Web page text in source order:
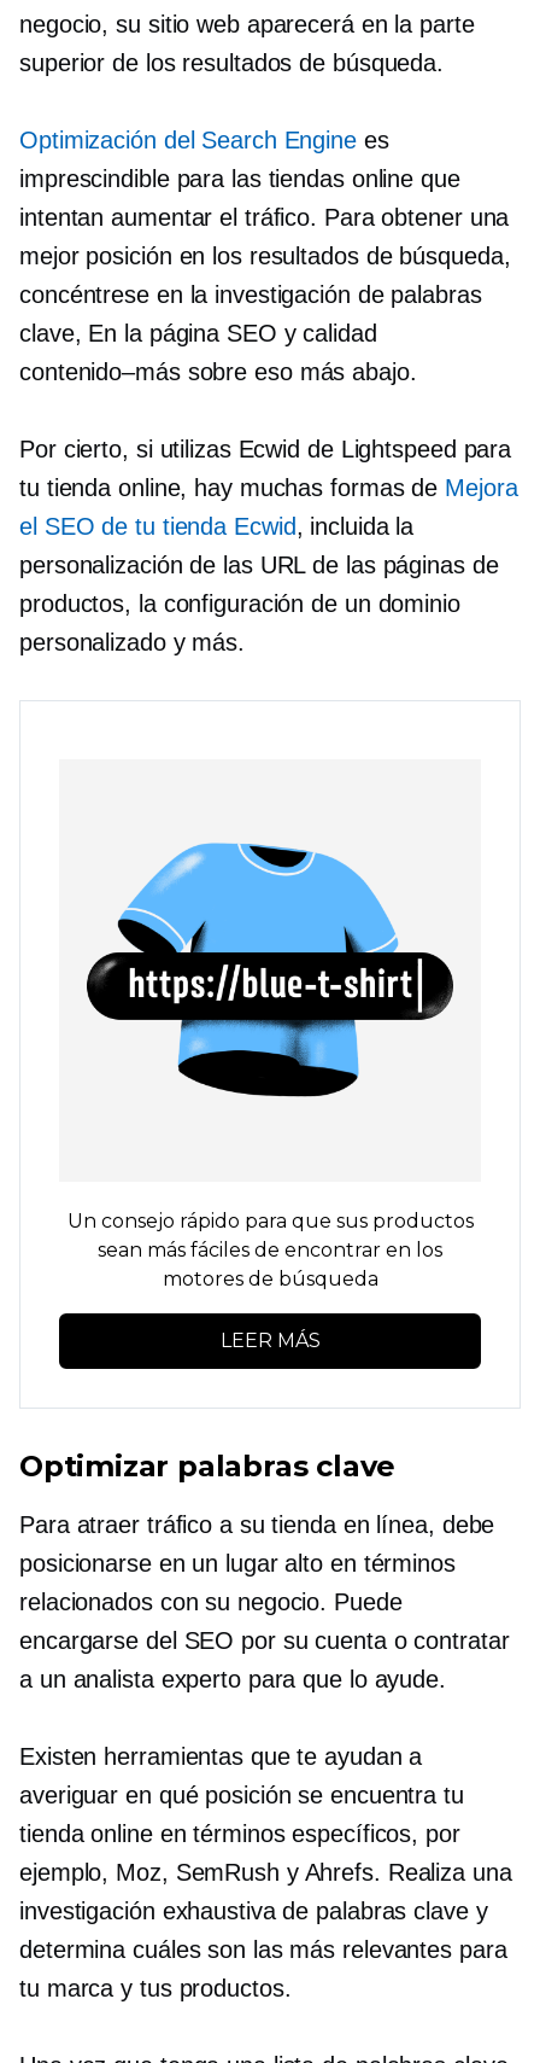
negocio, su sitio web aparecerá en la parte
superior de los resultados de búsqueda.
Optimización del Search Engine es
imprescindible para las tiendas online que
intentan aumentar el tráfico. Para obtener una
mejor posición en los resultados de búsqueda,
concéntrese en la investigación de palabras
clave, En la página SEO y calidad
contenido–mássobre eso más abajo.
Por cierto, si utilizas Ecwid de Lightspeed para
tu tienda online, hay muchas formas de Mejora
el SEO de tu tienda Ecwid, incluida la
personalización de las URL de las páginas de
productos, la configuración de un dominio
personalizado y más.
Un consejo rápido para que sus productos
sean más fáciles de encontrar en los
motores de búsqueda
LEER MÁS
Optimizar palabras clave
Para atraer tráfico a su tienda en línea, debe
posicionarse en un lugar alto en términos
relacionados con su negocio. Puede
encargarse del SEO por su cuenta o contratar
a un analista experto para que lo ayude.
Existen herramientas que te ayudan a
averiguar en qué posición se encuentra tu
tienda online en términos específicos, por
ejemplo, Moz, SemRush y Ahrefs. Realiza una
investigación exhaustiva de palabras clave y
determina cuáles son las más relevantes para
tu marca y tus productos.